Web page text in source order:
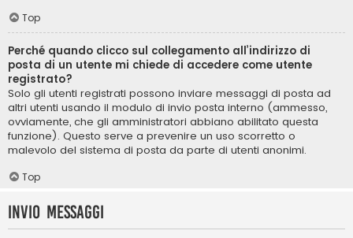
Top
Perché quando clicco sul collegamento all’indirizzo di
posta di un utente mi chiede di accedere come utente
registrato?
Solo gli utenti registrati possono inviare messaggi di posta ad
altri utenti usando il modulo di invio posta interno (ammesso,
ovviamente, che gli amministratori abbiano abilitato questa
funzione). Questo serve a prevenire un uso scorretto o
malevolo del sistema di posta da parte di utenti anonimi.
Top
Invio Messaggi